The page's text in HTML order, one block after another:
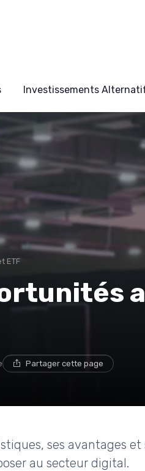
Investissements
ETF
Partager cette page
ses avantages et
au secteur digital.